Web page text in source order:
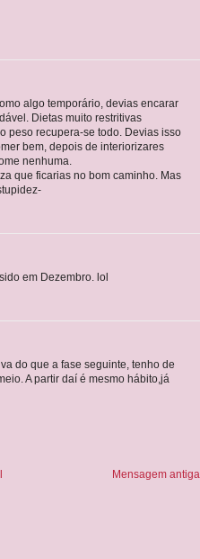
algo temporário, devias encarar
Dietas muito restritivas
peso recupera-se todo. Devias isso
bem, depois de interiorizares
nenhuma.
que ficarias no bom caminho. Mas
em Dezembro. lol
do que a fase seguinte, tenho de
A partir daí é mesmo hábito,já
Mensagem antiga